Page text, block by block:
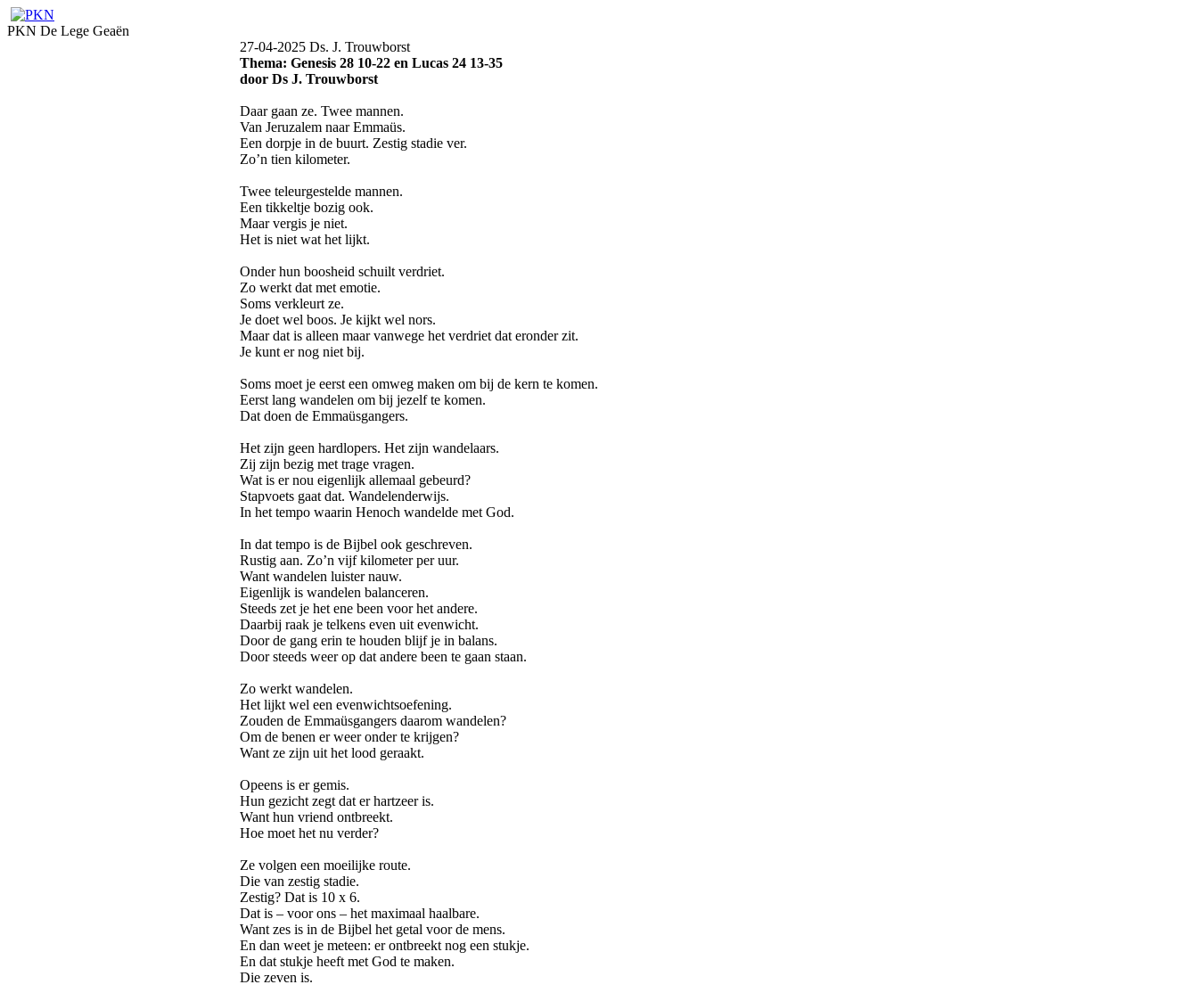
PKN De Lege Geaën
27-04-2025 Ds. J. Trouwborst
Thema: Genesis 28 10-22 en Lucas 24 13-35
door Ds J. Trouwborst
Daar gaan ze. Twee mannen.
Van Jeruzalem naar Emmaüs.
Een dorpje in de buurt. Zestig stadie ver.
Zo’n tien kilometer.
Twee teleurgestelde mannen.
Een tikkeltje bozig ook.
Maar vergis je niet.
Het is niet wat het lijkt.
Onder hun boosheid schuilt verdriet.
Zo werkt dat met emotie.
Soms verkleurt ze.
Je doet wel boos. Je kijkt wel nors.
Maar dat is alleen maar vanwege het verdriet dat eronder zit.
Je kunt er nog niet bij.
Soms moet je eerst een omweg maken om bij de kern te komen.
Eerst lang wandelen om bij jezelf te komen.
Dat doen de Emmaüsgangers.
Het zijn geen hardlopers. Het zijn wandelaars.
Zij zijn bezig met trage vragen.
Wat is er nou eigenlijk allemaal gebeurd?
Stapvoets gaat dat. Wandelenderwijs.
In het tempo waarin Henoch wandelde met God.
In dat tempo is de Bijbel ook geschreven.
Rustig aan. Zo’n vijf kilometer per uur.
Want wandelen luister nauw.
Eigenlijk is wandelen balanceren.
Steeds zet je het ene been voor het andere.
Daarbij raak je telkens even uit evenwicht.
Door de gang erin te houden blijf je in balans.
Door steeds weer op dat andere been te gaan staan.
Zo werkt wandelen.
Het lijkt wel een evenwichtsoefening.
Zouden de Emmaüsgangers daarom wandelen?
Om de benen er weer onder te krijgen?
Want ze zijn uit het lood geraakt.
Opeens is er gemis.
Hun gezicht zegt dat er hartzeer is.
Want hun vriend ontbreekt.
Hoe moet het nu verder?
Ze volgen een moeilijke route.
Die van zestig stadie.
Zestig? Dat is 10 x 6.
Dat is – voor ons – het maximaal haalbare.
Want zes is in de Bijbel het getal voor de mens.
En dan weet je meteen: er ontbreekt nog een stukje.
En dat stukje heeft met God te maken.
Die zeven is.